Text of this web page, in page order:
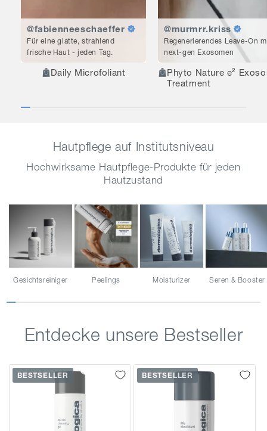
@fabienneeschaeffer
Für eine glatte, strahlend
frische Haut - jeden Tag.
Daily Microfoliant
@murmrr.kriss
Regenerierendes Leave-On
next-gen Exosomen
Phyto Nature e²
Treatment
Hautpflege auf Institutsniveau
Hochwirksame Hautpflege-Produkte für jeden
Hautzustand
Gesichtsreiniger Peelings Moisturizer Seren & Booster
Entdecke unsere Bestseller
BESTSELLER BESTSELLER